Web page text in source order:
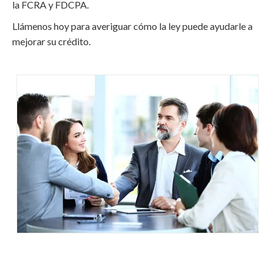
la FCRA y FDCPA.
Llámenos hoy para averiguar cómo la ley puede ayudarle a
mejorar su crédito.